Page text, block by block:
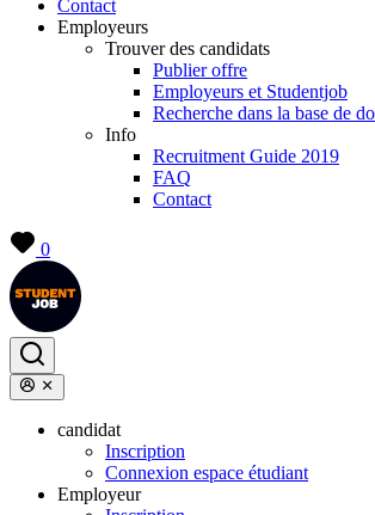
Contact
Employeurs
Trouver des candidats
Publier offre
Employeurs et Studentjob
Recherche dans la base de
Info
Recruitment Guide 2019
FAQ
Contact
0
candidat
Inscription
Connexion espace étudiant
Employeur